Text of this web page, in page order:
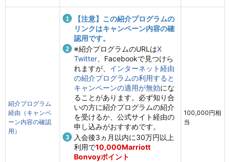
紹介プログラム
経由（キャンペ
ーン内容の確認
用）
【注意】この紹介プログラムの
リンクはキャンペーン内容の確
認用です。
※紹介プログラムのURLはX
Twitter 、Facebookで見つけら
れますが、 インターネット経由
の紹介プログラムの利用すると
キャンペーンの適用が無効にな
ることがあります。必ず知り合
いの方に紹介プログラムの紹介
を受けるか、公式サイト経由の
申し込みがおすすめです。
入会後3ヵ月以内に30万円以上
利用で10,000Marriott
Bonvoyポイント
100,000円相
当